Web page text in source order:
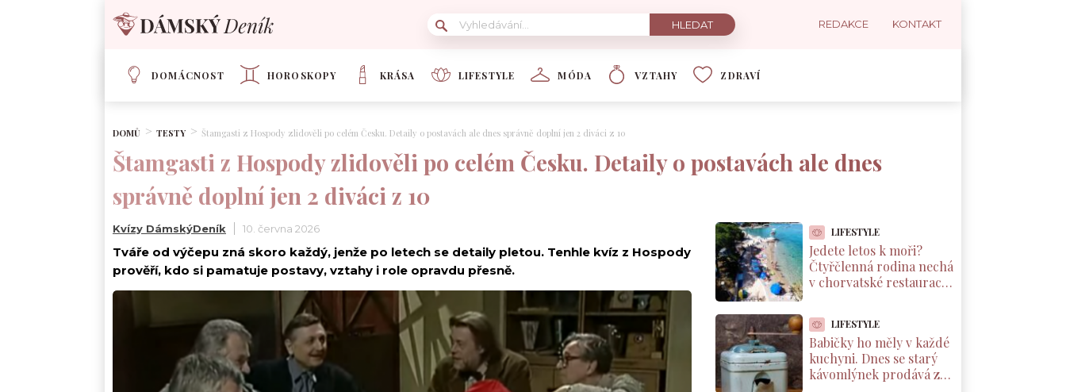
REDAKCE KONTAKT
DOMÁCNOST HOROSKOPY KRÁSA LIFESTYLE MÓDA VZTAHY ZDRAVÍ
DOMŮ TESTY Štamgasti z Hospody zlidověli po celém Česku. Detaily o postavách ale dnes správně doplní jen 2 diváci z 10
Štamgasti z Hospody zlidověli po celém Česku. Detaily o postavách ale dnes
správně doplní jen 2 diváci z 10
Kvízy DámskýDeník 10. června 2026
Tváře od výčepu zná skoro každý, jenže po letech se detaily pletou. Tenhle kvíz z Hospody
prověří, kdo si pamatuje postavy, vztahy i role opravdu přesně.
LIFESTYLE
Jedete letos k moři?
Čtyřčlenná rodina nechá
v chorvatské restauraci
večeři
LIFESTYLE
Babičky ho měly v každé
kuchyni. Dnes se starý
kávomlýnek prodává za